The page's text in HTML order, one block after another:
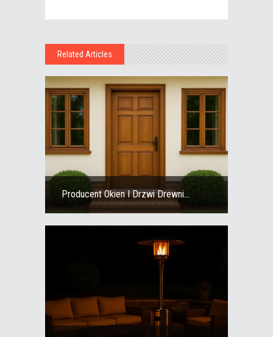
Related Articles
Producent Okien I Drzwi Drewni...